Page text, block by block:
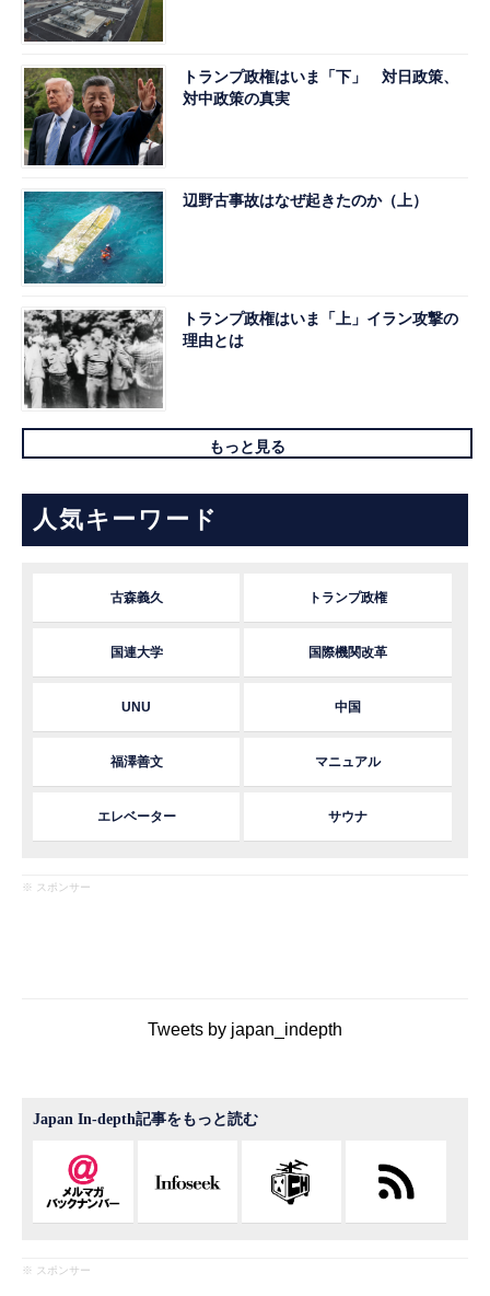
トランプ政権はいま「下」 対日政策、
対中政策の真実
辺野古事故はなぜ起きたのか（上）
トランプ政権はいま「上」イラン攻撃の
理由とは
もっと見る
人気キーワード
古森義久 トランプ政権
国連大学 国際機関改革
UNU 中国
福澤善文 マニュアル
エレベーター サウナ
※ スポンサー
Tweets by japan_indepth
Japan In-depth記事をもっと読む
※ スポンサー